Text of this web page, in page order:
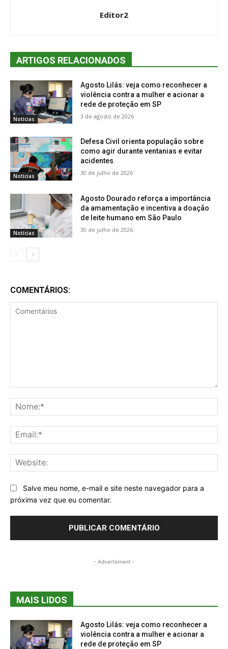
Editor2
ARTIGOS RELACIONADOS
Notícias
Agosto Lilás: veja como reconhecer a
violência contra a mulher e acionar a
rede de proteção em SP
3 de agosto de 2026
Notícias
Defesa Civil orienta população sobre
como agir durante ventanias e evitar
acidentes
30 de julho de 2026
Notícias
Agosto Dourado reforça a importância
da amamentação e incentiva a doação
de leite humano em São Paulo
30 de julho de 2026
COMENTÁRIOS:
Salve meu nome, e-mail e site neste navegador para a
próxima vez que eu comentar.
- Advertisment -
MAIS LIDOS
Agosto Lilás: veja como reconhecer a
violência contra a mulher e acionar a
rede de proteção em SP